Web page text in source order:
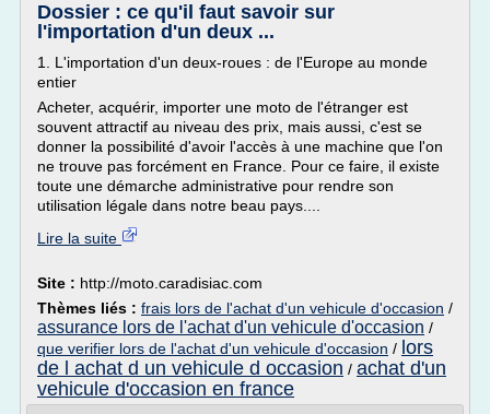
Dossier : ce qu'il faut savoir sur
l'importation d'un deux ...
1. L'importation d'un deux-roues : de l'Europe au monde
entier
Acheter, acquérir, importer une moto de l'étranger est
souvent attractif au niveau des prix, mais aussi, c'est se
donner la possibilité d'avoir l'accès à une machine que l'on
ne trouve pas forcément en France. Pour ce faire, il existe
toute une démarche administrative pour rendre son
utilisation légale dans notre beau pays....
Lire la suite
Site : http://moto.caradisiac.com
Thèmes liés : frais lors de l'achat d'un vehicule d'occasion /
assurance lors de l'achat d'un vehicule d'occasion /
que verifier lors de l'achat d'un vehicule d'occasion / lors
de l achat d un vehicule d occasion / achat d'un
vehicule d'occasion en france